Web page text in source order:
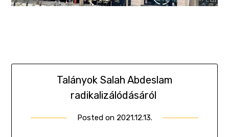
Talányok Salah Abdeslam
radikalizálódásáról
Posted on 2021.12.13.by